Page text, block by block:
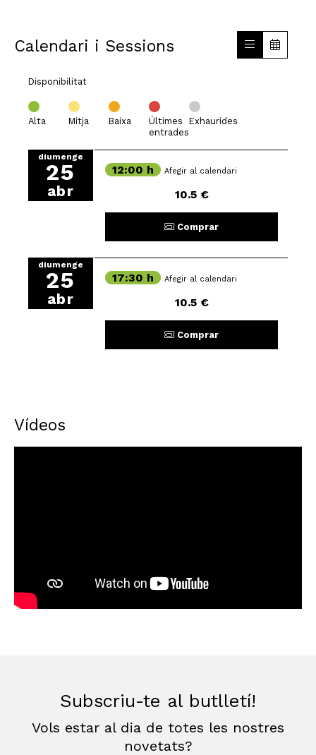
Calendari i Sessions
Disponibilitat
Alta Mitja Baixa
Últimes
entrades
Exhaurides
diumenge
25
abr
12:00 h Afegir al calendari
10.5 €
Comprar
diumenge
25
abr
17:30 h Afegir al calendari
10.5 €
Comprar
Vídeos
Subscriu-te al butlletí!
Vols estar al dia de totes les nostres
novetats?